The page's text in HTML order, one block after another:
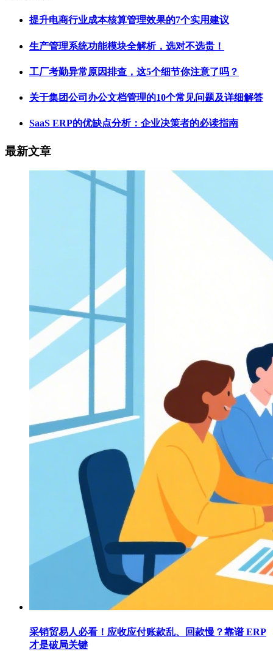
提升电商行业成本核算管理效果的7个实用建议
生产管理系统功能模块全解析，选对不选贵！
工厂考勤异常原因排查，这5个细节你注意了吗？
关于集团公司办公文档管理的10个常见问题及详细解答
SaaS ERP的优缺点分析：企业决策者的必读指南
最新文章
采销贸易人必看！应收应付账款乱、回款慢？靠谱 ERP
才是破局关键